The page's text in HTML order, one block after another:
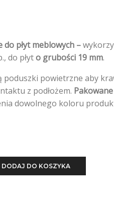
płyt meblowych –
do płyto grubości 19 mm.
powietrzne aby
z podłożem.
dowolnego koloru
DODAJ DO KOSZYKA